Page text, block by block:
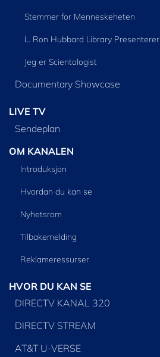
Stemmer for Menneskeheten
L. Ron Hubbard Library Presenterer
Jeg er Scientologist
Documentary Showcase
LIVE TV
Sendeplan
OM KANALEN
Introduksjon
Hvordan du kan se
Nyhetsrom
Tilbakemelding
Reklameressurser
HVOR DU KAN SE
DIRECTV KANAL 320
DIRECTV STREAM
AT&T U-VERSE